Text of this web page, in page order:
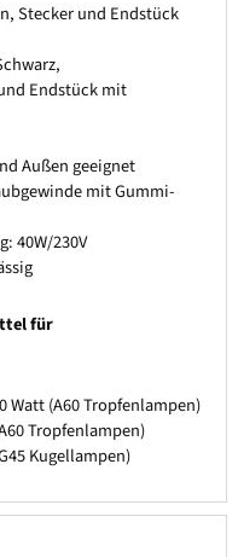
Stecker und Endstück
Endstück mit
Außen geeignet
mit Gummi-
40W/230V
für
Watt (A60 Tropfenlampen)
Tropfenlampen)
Kugellampen)